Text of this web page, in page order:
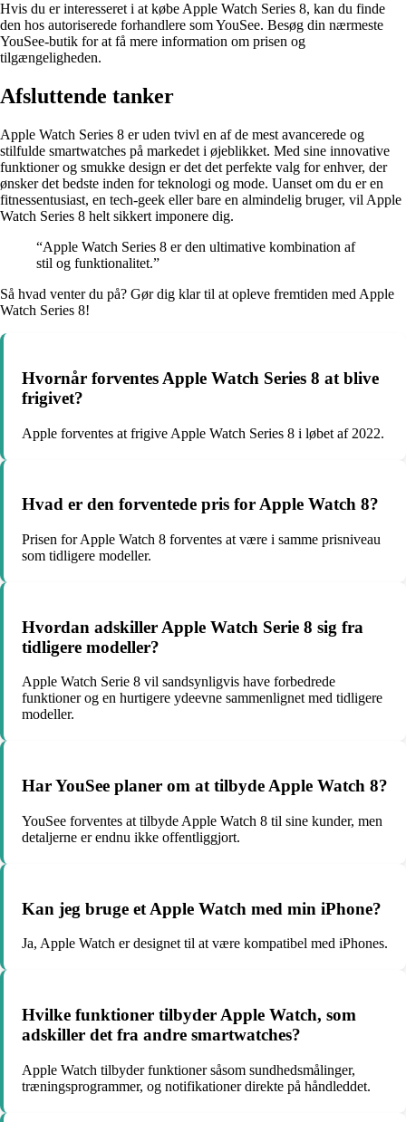
Hvis du er interesseret i at købe Apple Watch Series 8, kan du finde
den hos autoriserede forhandlere som YouSee. Besøg din nærmeste
YouSee-butik for at få mere information om prisen og
tilgængeligheden.
Afsluttende tanker
Apple Watch Series 8 er uden tvivl en af de mest avancerede og
stilfulde smartwatches på markedet i øjeblikket. Med sine innovative
funktioner og smukke design er det det perfekte valg for enhver, der
ønsker det bedste inden for teknologi og mode. Uanset om du er en
fitnessentusiast, en tech-geek eller bare en almindelig bruger, vil Apple
Watch Series 8 helt sikkert imponere dig.
“Apple Watch Series 8 er den ultimative kombination af
stil og funktionalitet.”
Så hvad venter du på? Gør dig klar til at opleve fremtiden med Apple
Watch Series 8!
Hvornår forventes Apple Watch Series 8 at blive
frigivet?
Apple forventes at frigive Apple Watch Series 8 i løbet af 2022.
Hvad er den forventede pris for Apple Watch 8?
Prisen for Apple Watch 8 forventes at være i samme prisniveau
som tidligere modeller.
Hvordan adskiller Apple Watch Serie 8 sig fra
tidligere modeller?
Apple Watch Serie 8 vil sandsynligvis have forbedrede
funktioner og en hurtigere ydeevne sammenlignet med tidligere
modeller.
Har YouSee planer om at tilbyde Apple Watch 8?
YouSee forventes at tilbyde Apple Watch 8 til sine kunder, men
detaljerne er endnu ikke offentliggjort.
Kan jeg bruge et Apple Watch med min iPhone?
Ja, Apple Watch er designet til at være kompatibel med iPhones.
Hvilke funktioner tilbyder Apple Watch, som
adskiller det fra andre smartwatches?
Apple Watch tilbyder funktioner såsom sundhedsmålinger,
træningsprogrammer, og notifikationer direkte på håndleddet.